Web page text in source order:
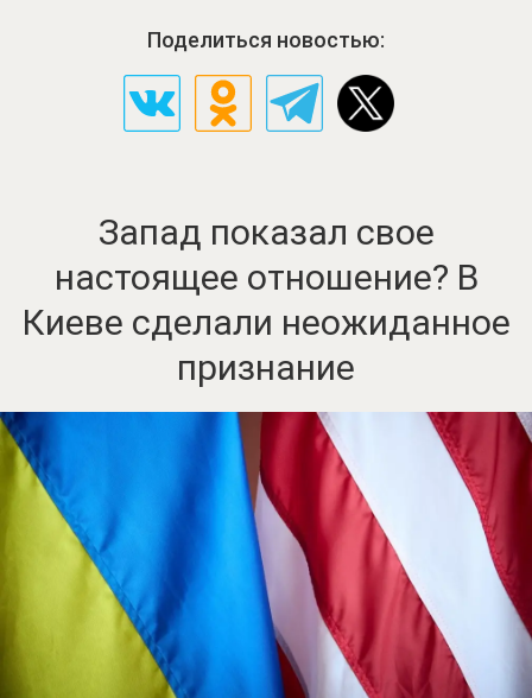
Поделиться новостью:
Запад показал свое
настоящее отношение? В
Киеве сделали неожиданное
признание